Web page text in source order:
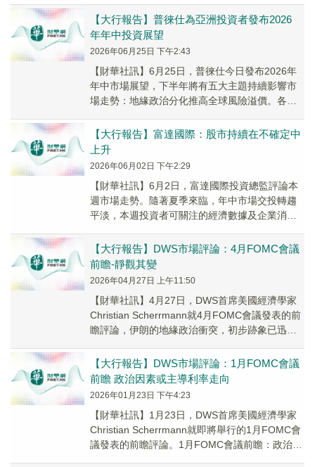
【大行報告】普徠仕為亞洲投資者發布2026
年年中投資展望
2026年06月25日 下午2:43
【財華社訊】6月25日，普徠仕今日發布2026年
年中市場展望，下半年將有五大主題持續影響市
場走勢：地緣政治分化推高全球風險溢價。各國
多元...
【大行報告】富達國際：股市持續在不確定中
上升
2026年06月02日 下午2:29
​【財華社訊】6月2日，富達國際投資總監評論本
週市場走勢。隨著夏季來臨，年中市場交投轉趨
平淡，本週投資者可關注的經濟數據及企業消息
未見局...
【大行報告】DWS市場評論：4月FOMC會議
前瞻-靜觀其變
2026年04月27日 上午11:50
​【財華社訊】4月27日，DWS首席美國經濟學家
Christian Scherrmann就4月FOMC會議發表的前
瞻評論，伊朗的地緣政治衝突，初步跡象已迅速
【大行報告】DWS市場評論：1月FOMC會議
前瞻 政治因素或主導利率走向
2026年01月23日 下午4:23
【財華社訊】1月23日，DWS首席美國經濟學家
Christian Scherrmann就即將舉行的1月FOMC會
議發表的前瞻評論。1月FOMC會議前瞻：政治因